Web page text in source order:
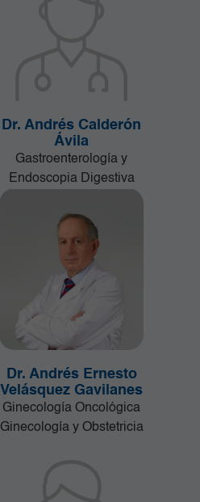
Dr. Andrés Calderón
Ávila
Gastroenterología y
Endoscopia Digestiva
Dr. Andrés Ernesto
Velásquez Gavilanes
Ginecología Oncológica
Ginecología y Obstetricia